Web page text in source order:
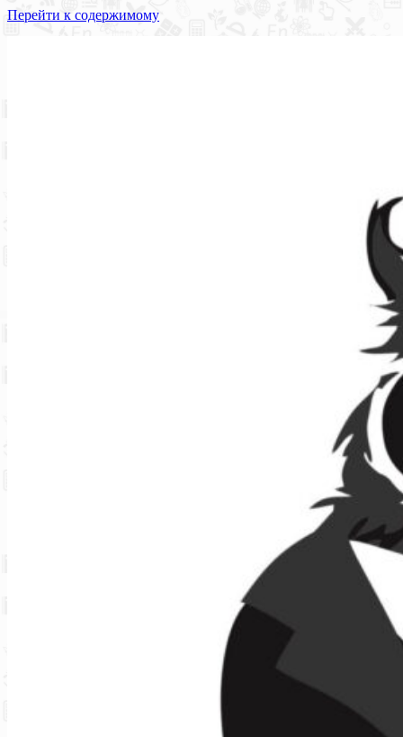
Перейти к содержимому